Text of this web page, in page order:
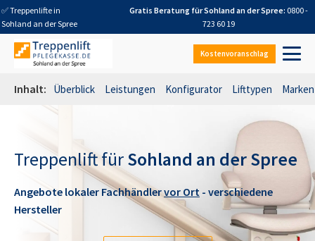
✅ Treppenlifte in
Sohland an der Spree
Gratis Beratung fürSohland an der Spree: 0800 -
723 60 19
Kostenvoranschlag
Inhalt: Überblick Leistungen Konfigurator Lifttypen Marken
Treppenlift fürSohland an der Spree
Angebote lokaler Fachhändlervor Ort - verschiedene
Hersteller